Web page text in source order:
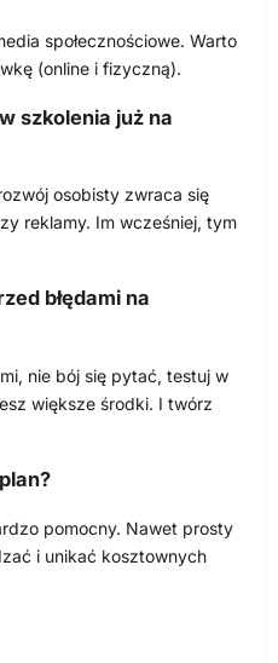
społecznościowe. Warto
(online i fizyczną).
szkolenia już na
osobisty zwraca się
reklamy. Im wcześniej, tym
błędami na
nie bój się pytać, testuj w
większe środki. I twórz
pomocny. Nawet prosty
i unikać kosztownych